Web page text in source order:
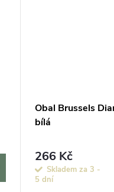
Obal Brussels
bílá
266 Kč
Skladem za 3 -
5 dní